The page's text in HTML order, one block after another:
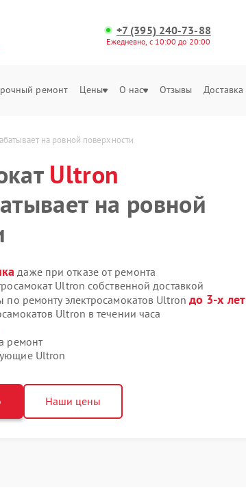
+7 (395) 240-73-88
Ежедневно, с 10:00 до 20:00
ремонт Цены О нас Отзывы Доставка
на ровной поверхности
Ultron
на ровной
даже при отказе от ремонта
Ultron собственной доставкой
по ремонту электросамокатов Ultron до 3-х лет
Ultron в течении часа
ремонт
Ultron
Наши цены